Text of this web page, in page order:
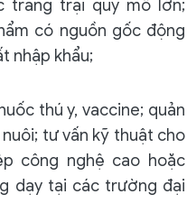
trang trại quy mô lớn;
có nguồn gốc động
nhập khẩu;
thú y, vaccine; quản
tư vấn kỹ thuật cho
công nghệ cao hoặc
dạy tại các trường đại